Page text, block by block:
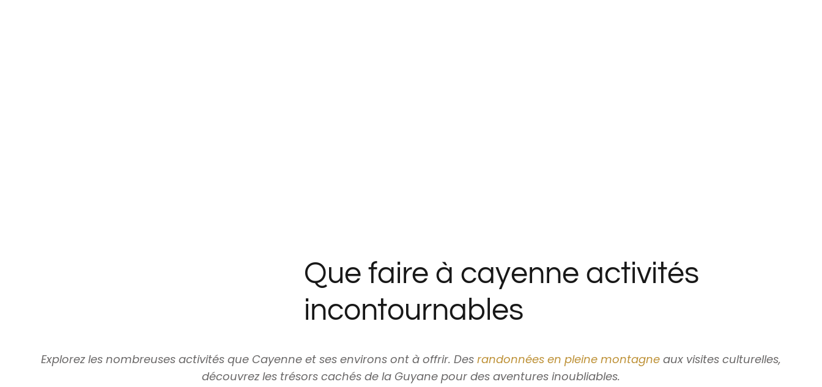
Que faire à cayenne activités
incontournables
Explorez les nombreuses activités que Cayenne et ses environs ont à offrir. Des randonnées en pleine montagne aux visites culturelles,
découvrez les trésors cachés de la Guyane pour des aventures inoubliables.